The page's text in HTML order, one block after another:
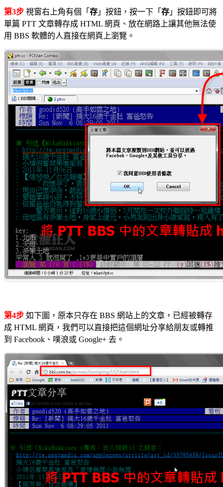
第3步 視窗右上角有個「 存 」按鈕，按一下「 存 」按鈕即可將
單篇 PTT 文章轉存成 HTML 網頁、放在網路上讓其他無法使
用 BBS 軟體的人直接在網頁上瀏覽。
第4步 如下圖，原本只存在 BBS 網站上的文章，已經被轉存
成 HTML 網頁，我們可以直接把這個網址分享給朋友或轉推
到 Facebook、噗浪或 Google+ 去。